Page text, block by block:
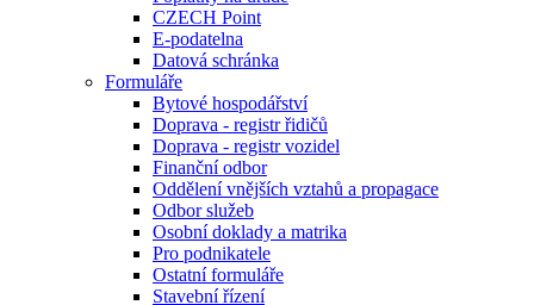
CZECH Point
E-podatelna
Datová schránka
Formuláře
Bytové hospodářství
Doprava - registr řidičů
Doprava - registr vozidel
Finanční odbor
Oddělení vnějších vztahů a propagace
Odbor služeb
Osobní doklady a matrika
Pro podnikatele
Ostatní formuláře
Stavební řízení